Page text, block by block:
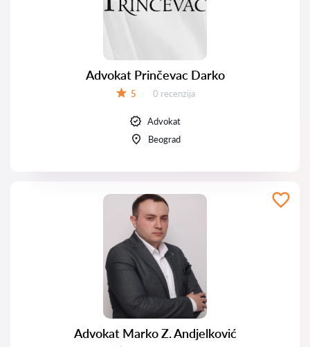
Advokat Prinčevac Darko
5 Recenzija:
0 recenzija
Advokat
Beograd
Advokat Marko Z. Andjelković